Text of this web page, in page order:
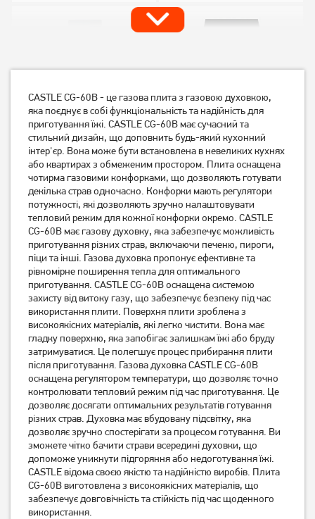
Плита комбінована Indesit
IS5G8MHA/E
17 359грн
Плита електрична Beko
FSM57300GW
21 529грн
17 219грн
Плита електрична Beko
FSS56000GW
16 749грн
13 399грн
Плита комбінована Castle
CPG-50H-glass
10 219грн
CASTLE CG-60B - це газова плита з газовою духовкою,
яка поєднує в собі функціональність та надійність для
приготування їжі. CASTLE CG-60B має сучасний та
стильний дизайн, що доповнить будь-який кухонний
інтер'єр. Вона може бути встановлена в невеликих кухнях
або квартирах з обмеженим простором. Плита оснащена
чотирма газовими конфорками, що дозволяють готувати
декілька страв одночасно. Конфорки мають регулятори
потужності, які дозволяють зручно налаштовувати
тепловий режим для кожної конфорки окремо. CASTLE
CG-60B має газову духовку, яка забезпечує можливість
приготування різних страв, включаючи печеню, пироги,
піци та інші. Газова духовка пропонує ефективне та
рівномірне поширення тепла для оптимального
приготування. CASTLE CG-60B оснащена системою
захисту від витоку газу, що забезпечує безпеку під час
використання плити. Поверхня плити зроблена з
високоякісних матеріалів, які легко чистити. Вона має
гладку поверхню, яка запобігає залишкам їжі або бруду
затримуватися. Це полегшує процес прибирання плити
після приготування. Газова духовка CASTLE CG-60B
оснащена регулятором температури, що дозволяє точно
контролювати тепловий режим під час приготування. Це
дозволяє досягати оптимальних результатів готування
різних страв. Духовка має вбудовану підсвітку, яка
дозволяє зручно спостерігати за процесом готування. Ви
зможете чітко бачити страви всередині духовки, що
допоможе уникнути підгоряння або недоготування їжі.
CASTLE відома своєю якістю та надійністю виробів. Плита
CG-60B виготовлена з високоякісних матеріалів, що
забезпечує довговічність та стійкість під час щоденного
використання.